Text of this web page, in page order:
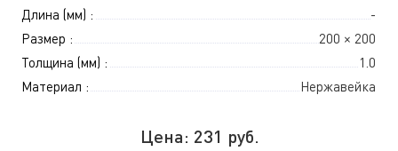
Длина (мм) :
-
Размер :
200 × 200
Толщина (мм) :
1.0
Материал :
Нержавейка
Цена: 231 руб.